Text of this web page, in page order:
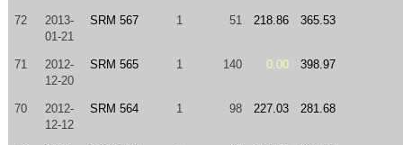
72
2013-
01-21
SRM 567 1 51 218.86 365.53
71
2012-
12-20
SRM 565 1 140 0.00 398.97
70
2012-
12-12
SRM 564 1 98 227.03 281.68